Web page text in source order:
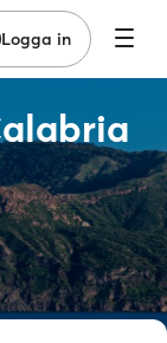
Logga in